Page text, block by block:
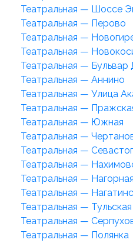
Театральная — Шоссе
Театральная — Перово
Театральная —
Театральная —
Театральная —
Театральная — Аннино
Театральная — Улица
Театральная —
Театральная — Южная
Театральная —
Театральная —
Театральная —
Театральная — Нагорная
Театральная —
Театральная — Тульская
Театральная —
Театральная — Полянка